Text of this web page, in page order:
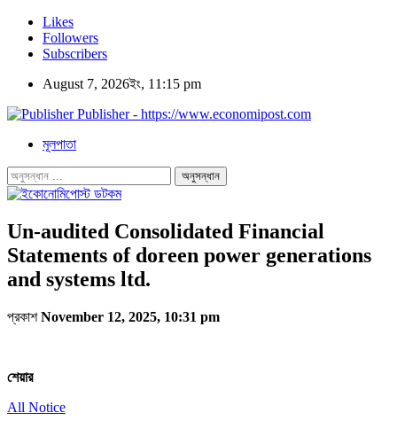
Likes
Followers
Subscribers
August 7, 2026ইং, 11:15 pm
Publisher - https://www.economipost.com
মূলপাতা
Un-audited Consolidated Financial
Statements of doreen power generations
and systems ltd.
প্রকাশNovember 12, 2025, 10:31 pm
শেয়ার
All Notice